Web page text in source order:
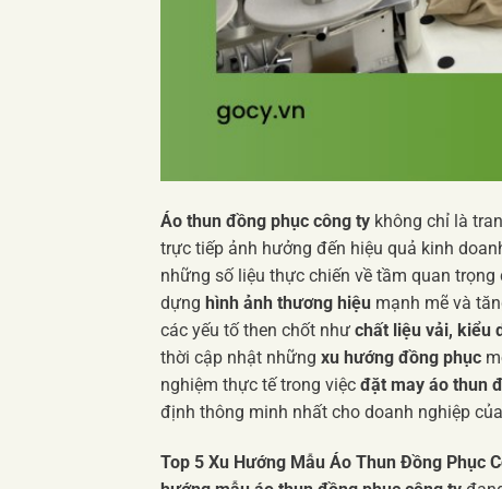
Áo thun đồng phục công ty không chỉ là
trực tiếp ảnh hưởng đến hiệu quả kinh
những số liệu thực chiến về tầm quan trọng
dựng hình ảnh thương hiệu mạnh mẽ và
các yếu tố then chốt như chất liệu vải, kiểu
thời cập nhật những xu hướng đồng phục
nghiệm thực tế trong việc đặt may áo thun
định thông minh nhất cho doanh nghiệp
Top 5 Xu Hướng Mẫu Áo Thun Đồng Phục